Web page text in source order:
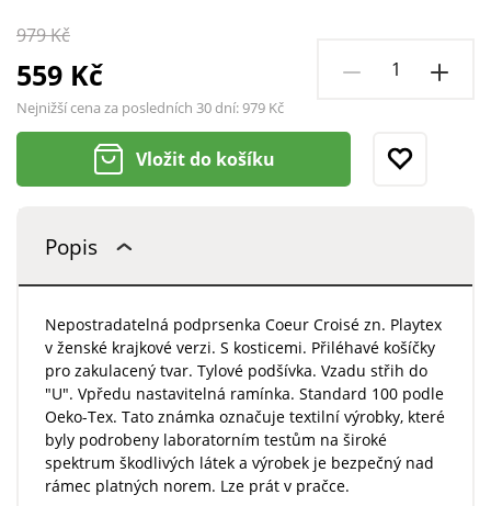
979 Kč
559 Kč
Nejnižší cena za posledních 30 dní:979 Kč
Vložit do košíku
Popis
Nepostradatelná podprsenka Coeur Croisé zn. Playtex
v ženské krajkové verzi. S kosticemi. Přiléhavé košíčky
pro zakulacený tvar. Tylové podšívka. Vzadu střih do
"U". Vpředu nastavitelná ramínka. Standard 100 podle
Oeko-Tex. Tato známka označuje textilní výrobky, které
byly podrobeny laboratorním testům na široké
spektrum škodlivých látek a výrobek je bezpečný nad
rámec platných norem. Lze prát v pračce.